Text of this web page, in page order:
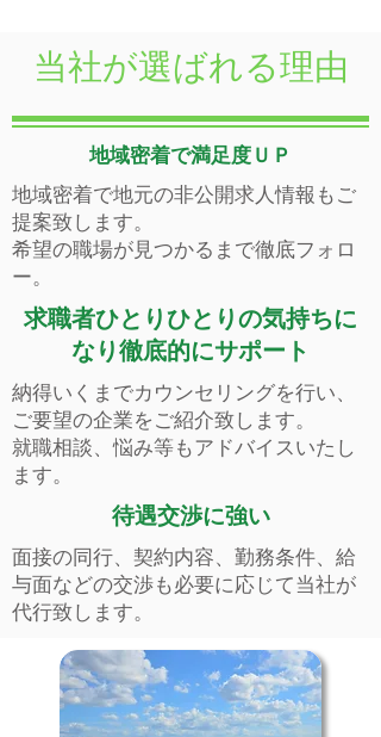
当社が選ばれる理由
地域密着で満足度ＵＰ
地域密着で地元の非公開求人情報もご
提案致します。
希望の職場が見つかるまで徹底フォロ
ー。
求職者ひとりひとりの気持ちに
なり徹底的にサポート
納得いくまでカウンセリングを行い、
ご要望の企業をご紹介致します。
就職相談、悩み等もアドバイスいたし
ます。
待遇交渉に強い
面接の同行、契約内容、勤務条件、給
与面などの交渉も必要に応じて当社が
代行致します。